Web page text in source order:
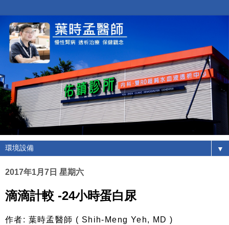
▼
2017年1月7日 星期六
滴滴計較 -24小時蛋白尿
作者: 葉時孟醫師 ( Shih-Meng Yeh, MD )